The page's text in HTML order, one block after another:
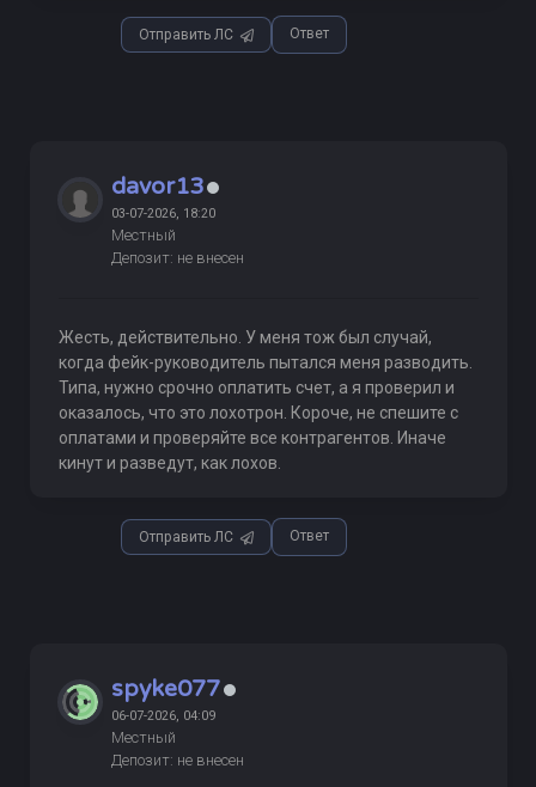
Отправить ЛС Ответ
davor13
03-07-2026, 18:20
Местный
Депозит: не внесен
Жесть, действительно. У меня тож был случай,
когда фейк-руководитель пытался меня разводить.
Типа, нужно срочно оплатить счет, а я проверил и
оказалось, что это лохотрон. Короче, не спешите с
оплатами и проверяйте все контрагентов. Иначе
кинут и разведут, как лохов.
Отправить ЛС Ответ
spyke077
06-07-2026, 04:09
Местный
Депозит: не внесен